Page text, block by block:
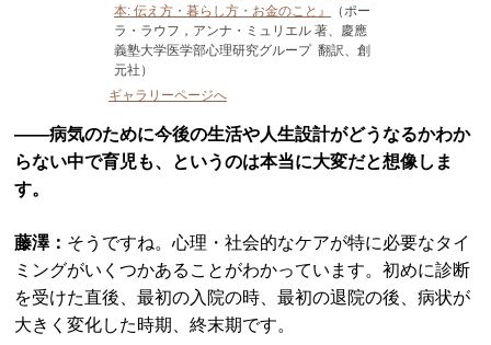
本: 伝え方・暮らし方・お金のこと』
（ポー
ラ・ラウフ，アンナ・ミュリエル 著、慶應
義塾大学医学部心理研究グループ 翻訳、創
元社）
ギャラリーページへ
――病気のために今後の生活や人生設計がどうなるかわか
らない中で育児も、というのは本当に大変だと想像しま
す。
藤澤： そうですね。心理・社会的なケアが特に必要なタイ
ミングがいくつかあることがわかっています。初めに診断
を受けた直後、最初の入院の時、最初の退院の後、病状が
大きく変化した時期、終末期です。